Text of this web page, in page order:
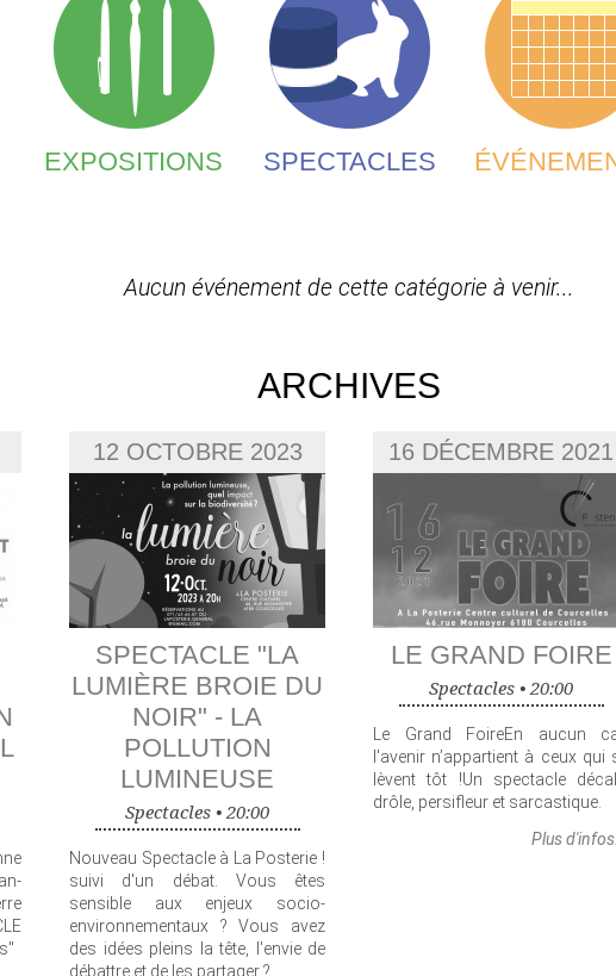
EXPOSITIONS SPECTACLES
Aucun événement de cette catégorie à venir...
ARCHIVES
12 OCTOBRE 2023
SPECTACLE "LA
LUMIÈRE BROIE DU
NOIR" - LA
POLLUTION
LUMINEUSE
Spectacles • 20:00
Nouveau Spectacle à La Posterie !
suivi d'un débat. Vous êtes
sensible aux enjeux socio-
environnementaux ? Vous avez
des idées pleins la tête, l'envie de
débattre et de les partager ?
16 DÉCEMBRE 2021
LE GRAND FOIRE
Spectacles • 20:00
Le Grand FoireEn aucun
l'avenir n’appartient à ceux qui
lèvent tôt !Un spectacle
drôle, persifleur et sarcastique.
Plus